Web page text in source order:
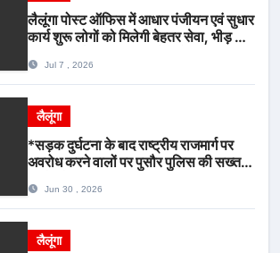
लैलूंगा पोस्ट ऑफिस में आधार पंजीयन एवं सुधार
कार्य शुरू लोगों को मिलेगी बेहतर सेवा, भीड़ से
Jul 7 , 2026
लैलूंगा
*सड़क दुर्घटना के बाद राष्ट्रीय राजमार्ग पर
अवरोध करने वालों पर पुसौर पुलिस की सख्त
Jun 30 , 2026
लैलूंगा